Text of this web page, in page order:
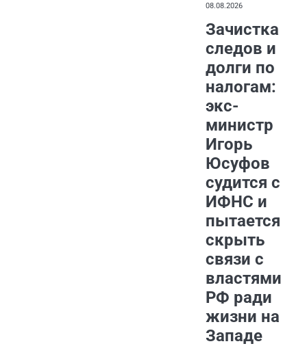
08.08.2026
Зачистка
следов и
долги по
налогам:
экс-
министр
Игорь
Юсуфов
судится с
ИФНС и
пытается
скрыть
связи с
властями
РФ ради
жизни на
Западе